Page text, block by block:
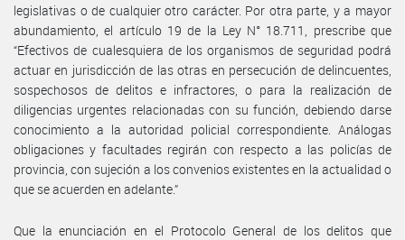
legislativas o de cualquier otro carácter. Por otra parte, y a mayor
abundamiento, el artículo 19 de la Ley N° 18.711, prescribe que
“Efectivos de cualesquiera de los organismos de seguridad podrá
actuar en jurisdicción de las otras en persecución de delincuentes,
sospechosos de delitos e infractores, o para la realización de
diligencias urgentes relacionadas con su función, debiendo darse
conocimiento a la autoridad policial correspondiente. Análogas
obligaciones y facultades regirán con respecto a las policías de
provincia, con sujeción a los convenios existentes en la actualidad o
que se acuerden en adelante.”
Que la enunciación en el Protocolo General de los delitos que